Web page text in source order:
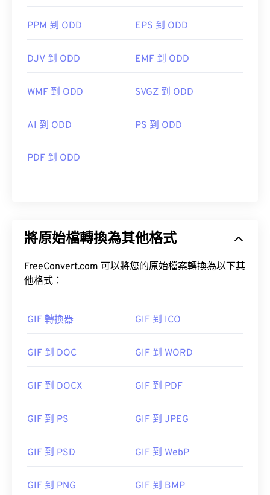
PPM 到 ODD EPS 到 ODD
DJV 到 ODD EMF 到 ODD
WMF 到 ODD SVGZ 到 ODD
AI 到 ODD PS 到 ODD
PDF 到 ODD
將原始檔轉換為其他格式
FreeConvert.com 可以將您的原始檔案轉換為以下其
他格式：
GIF 轉換器 GIF 到 ICO
GIF 到 DOC GIF 到 WORD
GIF 到 DOCX GIF 到 PDF
GIF 到 PS GIF 到 JPEG
GIF 到 PSD GIF 到 WebP
GIF 到 PNG GIF 到 BMP